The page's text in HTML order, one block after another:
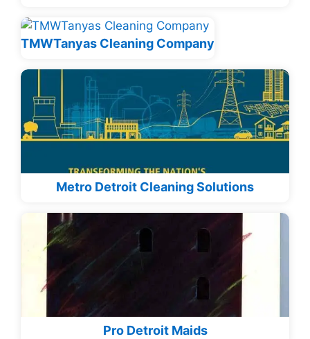
TMWTanyas Cleaning Company
Metro Detroit Cleaning Solutions
Pro Detroit Maids